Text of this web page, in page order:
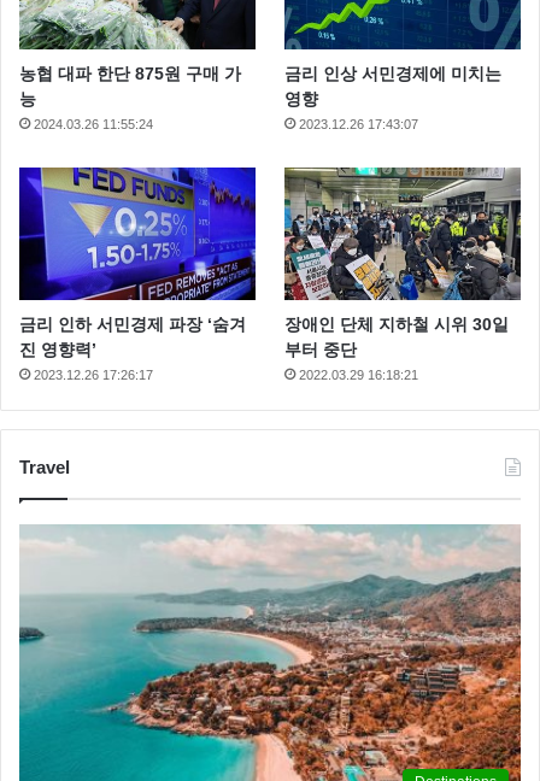
농협 대파 한단 875원 구매 가
능
2024.03.26 11:55:24
금리 인상 서민경제에 미치는
영향
2023.12.26 17:43:07
금리 인하 서민경제 파장 ‘숨겨
진 영향력’
2023.12.26 17:26:17
장애인 단체 지하철 시위 30일
부터 중단
2022.03.29 16:18:21
Travel